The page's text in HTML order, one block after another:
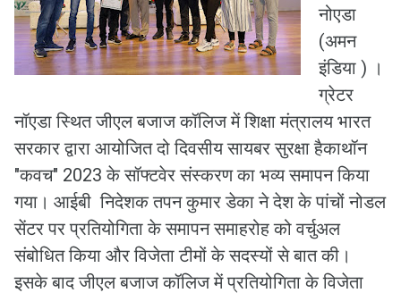
नोएडा
(अमन
इंडिया ) ।
ग्रेटर
नॉएडा स्थित जीएल बजाज कॉलिज में शिक्षा मंत्रालय भारत
सरकार द्वारा आयोजित दो दिवसीय सायबर सुरक्षा हैकाथॉन
"कवच" 2023 के सॉफ्टवेर संस्करण का भव्य समापन किया
गया। आईबी निदेशक तपन कुमार डेका ने देश के पांचों नोडल
सेंटर पर प्रतियोगिता के समापन समाहरोह को वर्चुअल
संबोधित किया और विजेता टीमों के सदस्यों से बात की।
इसके बाद जीएल बजाज कॉलिज में प्रतियोगिता के विजेता